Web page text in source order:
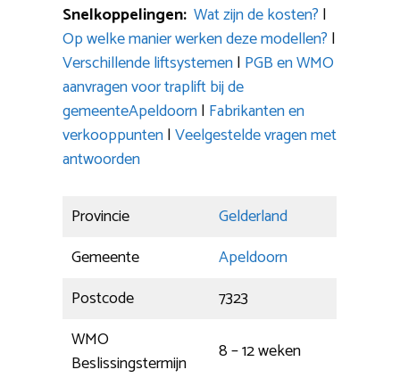
Snelkoppelingen: Wat zijn de kosten? |
Op welke manier werken deze modellen? |
Verschillende liftsystemen| PGB en WMO
aanvragen voor traplift bij de
gemeenteApeldoorn| Fabrikanten en
verkooppunten|Veelgestelde vragen met
antwoorden
Provincie
Gelderland
Gemeente
Apeldoorn
Postcode
7323
WMO
Beslissingstermijn
8 – 12 weken